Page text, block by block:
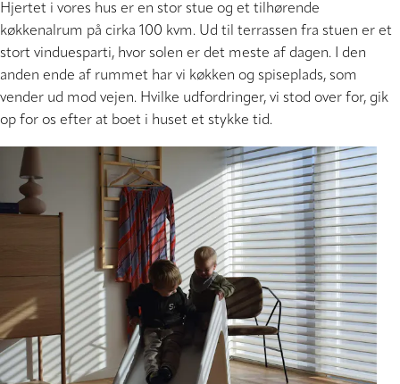
Hjertet i vores hus er en stor stue og et tilhørende
køkkenalrum på cirka 100 kvm. Ud til terrassen fra stuen er et
stort vinduesparti, hvor solen er det meste af dagen. I den
anden ende af rummet har vi køkken og spiseplads, som
vender ud mod vejen. Hvilke udfordringer, vi stod over for, gik
op for os efter at boet i huset et stykke tid.